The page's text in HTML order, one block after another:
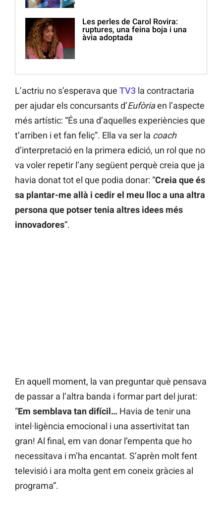
Les perles de Carol Rovira:
ruptures, una feina boja i una
àvia adoptada
L’actriu no s’esperava que TV3 la contractaria
per ajudar els concursants d’Eufòriaen l’aspecte
més artístic: “És una d’aquelles experiències que
t’arriben i et fan feliç”. Ella va ser la coach
d’interpretació en la primera edició, un rol que no
va voler repetir l’any següent perquè creia que ja
havia donat tot el que podia donar: “Creia que és
sa plantar-me allà i cedir el meu lloc a una altra
persona que potser tenia altres idees més
innovadores“.
En aquell moment, la van preguntar què pensava
de passar a l’altra banda i formar part del jurat:
“Em semblava tan difícil… Havia de tenir una
intel·ligència emocional i una assertivitat tan
gran! Al final, em van donar l’empenta que ho
necessitava i m’ha encantat. S’aprèn molt fent
televisió i ara molta gent em coneix gràcies al
programa”.